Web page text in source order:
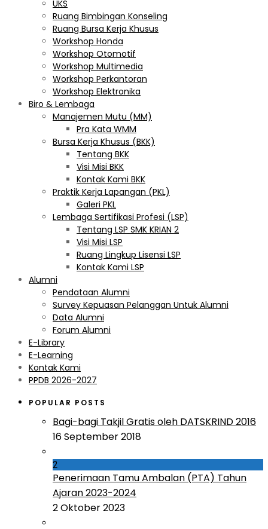
UKS
Ruang Bimbingan Konseling
Ruang Bursa Kerja Khusus
Workshop Honda
Workshop Otomotif
Workshop Multimedia
Workshop Perkantoran
Workshop Elektronika
Biro & Lembaga
Manajemen Mutu (MM)
Pra Kata WMM
Bursa Kerja Khusus (BKK)
Tentang BKK
Visi Misi BKK
Kontak Kami BKK
Praktik Kerja Lapangan (PKL)
Galeri PKL
Lembaga Sertifikasi Profesi (LSP)
Tentang LSP SMK KRIAN 2
Visi Misi LSP
Ruang Lingkup Lisensi LSP
Kontak Kami LSP
Alumni
Pendataan Alumni
Survey Kepuasan Pelanggan Untuk Alumni
Data Alumni
Forum Alumni
E-Library
E-Learning
Kontak Kami
PPDB 2026-2027
POPULAR POSTS
Bagi-bagi Takjil Gratis oleh DATSKRIND 2016
16 September 2018
2
Penerimaan Tamu Ambalan (PTA) Tahun
Ajaran 2023-2024
2 Oktober 2023